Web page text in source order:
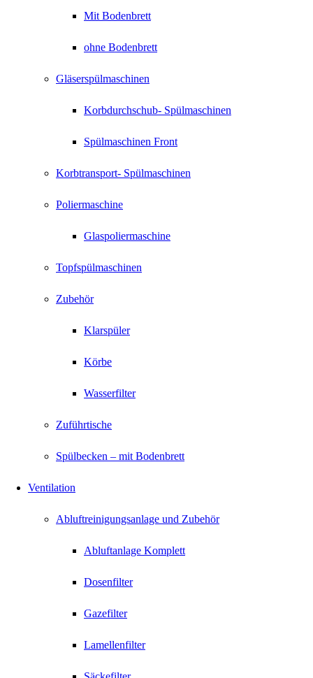
Mit Bodenbrett
ohne Bodenbrett
Gläserspülmaschinen
Korbdurchschub- Spülmaschinen
Spülmaschinen Front
Korbtransport- Spülmaschinen
Poliermaschine
Glaspoliermaschine
Topfspülmaschinen
Zubehör
Klarspüler
Körbe
Wasserfilter
Zuführtische
Spülbecken – mit Bodenbrett
Ventilation
Abluftreinigungsanlage und Zubehör
Abluftanlage Komplett
Dosenfilter
Gazefilter
Lamellenfilter